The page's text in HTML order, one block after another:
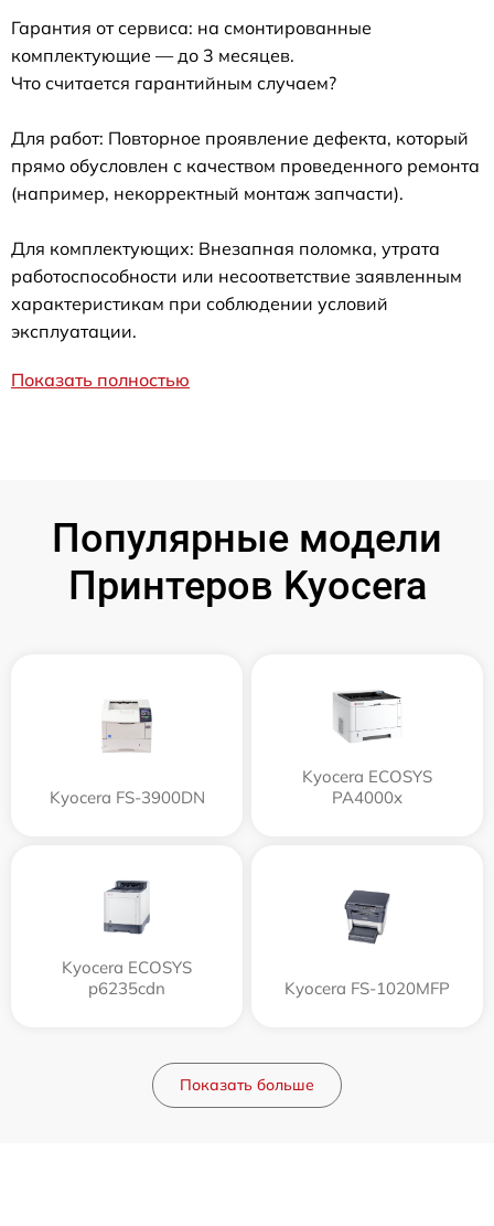
Гарантия от сервиса: на смонтированные
комплектующие — до 3 месяцев.
Что считается гарантийным случаем?
Для работ: Повторное проявление дефекта, который
прямо обусловлен с качеством проведенного ремонта
(например, некорректный монтаж запчасти).
Для комплектующих: Внезапная поломка, утрата
работоспособности или несоответствие заявленным
характеристикам при соблюдении условий
эксплуатации.
Показать полностью
Популярные модели
Принтеров Kyocera
Kyocera FS-3900DN
Kyocera ECOSYS
PA4000x
Kyocera ECOSYS
p6235cdn
Kyocera FS-1020MFP
Показать больше